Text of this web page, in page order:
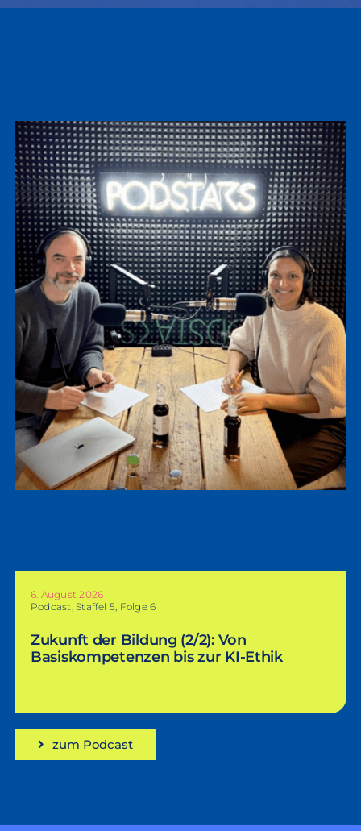
6. August 2026
Podcast, Staffel 5, Folge 6
Zukunft der Bildung (2/2): Von
Basiskompetenzen bis zur KI-Ethik
zum Podcast